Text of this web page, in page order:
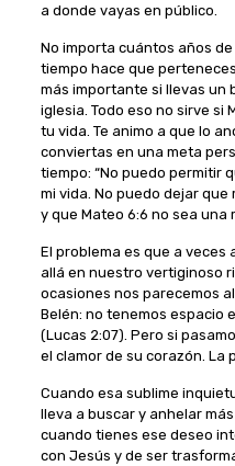
a donde vayas en público.
No importa cuántos años
tiempo hace que
más importante si llevas un
iglesia. Todo eso no sirve si
tu vida. Te animo a que lo
conviertas en una meta
tiempo: “No puedo permitir
mi vida. No puedo dejar
y que Mateo 6:6 no sea una
El problema es que a veces
allá en nuestro vertiginoso
ocasiones nos parecemos
Belén: no tenemos espacio
(Lucas 2:07). Pero si
el clamor de su corazón. La
Cuando esa sublime
lleva a buscar y anhelar
cuando tienes ese deseo
con Jesús y de ser